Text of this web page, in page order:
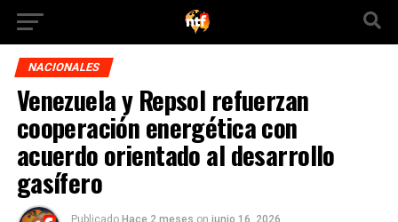
NACIONALES
Venezuela y Repsol refuerzan
cooperación energética con
acuerdo orientado al desarrollo
gasífero
Publicado Hace 2 meses on junio 16, 2026